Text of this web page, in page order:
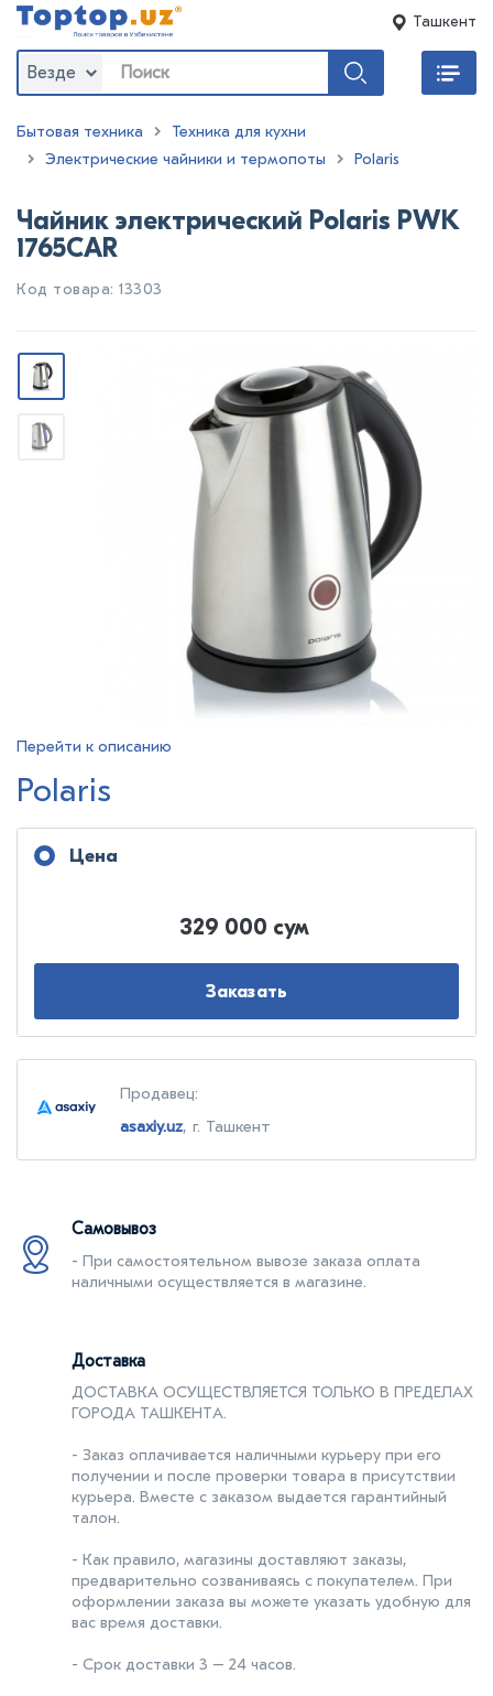
Ташкент
Везде
Бытовая техника
Техника для кухни
Электрические чайники и термопоты
Polaris
Чайник электрический Polaris PWK
1765CAR
Код товара: 13303
Перейти к описанию
Polaris
Цена
329 000 сум
Заказать
Продавец:
asaxiy.uz, г. Ташкент
Самовывоз
- При самостоятельном вывозе заказа оплата
наличными осуществляется в магазине.
Доставка
ДОСТАВКА ОСУЩЕСТВЛЯЕТСЯ ТОЛЬКО В ПРЕДЕЛАХ
ГОРОДА ТАШКЕНТA.
- Заказ оплачивается наличными курьеру при его
получении и после проверки товара в присутствии
курьера. Вместе с заказом выдается гарантийный
талон.
- Как правило, магазины доставляют заказы,
предварительно созваниваясь с покупателем. При
оформлении заказа вы можете указать удобную для
вас время доставки.
- Срок доставки 3 – 24 часов.